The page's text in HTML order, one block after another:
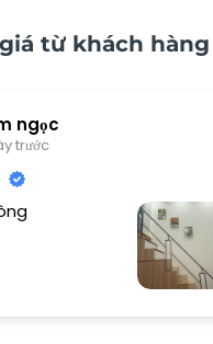
từ khách hàng
ngọc
trước